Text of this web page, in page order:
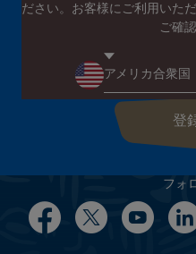
エア タヒチ ヌイやタヒチの
フォ
ださい。お客様にご利用いた
ご確